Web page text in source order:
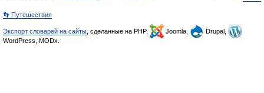
👣 Путешествия
Экспорт словарей на сайты , сделанные на PHP, Joomla,
Drupal,
WordPress, MODx.